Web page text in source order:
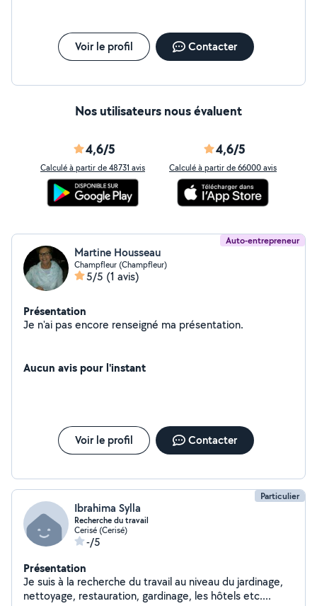
Voir le profil Contacter
Nos utilisateurs nous évaluent
4,6/5
Calculé à partir de 48731 avis
4,6/5
Calculé à partir de 66000 avis
Auto-entrepreneur
Martine Housseau
Champfleur (Champfleur)
5/5 (1 avis)
Présentation
Je n'ai pas encore renseigné ma présentation.
Aucun avis pour l'instant
Voir le profil Contacter
Particulier
Ibrahima Sylla
Recherche du travail
Cerisé (Cerisé)
-/5
Présentation
Je suis à la recherche du travail au niveau du jardinage,
nettoyage, restauration, gardinage, les hôtels etc....